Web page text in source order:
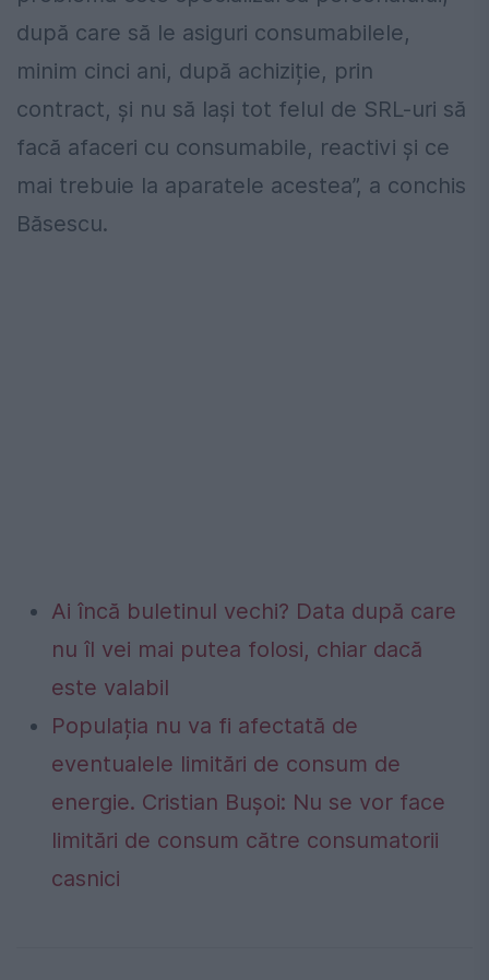
după care să le asiguri consumabilele,
minim cinci ani, după achiziție, prin
contract, și nu să lași tot felul de SRL-uri să
facă afaceri cu consumabile, reactivi și ce
mai trebuie la aparatele acestea”, a conchis
Băsescu.
Ai încă buletinul vechi? Data după care
nu îl vei mai putea folosi, chiar dacă
este valabil
Populația nu va fi afectată de
eventualele limitări de consum de
energie. Cristian Bușoi: Nu se vor face
limitări de consum către consumatorii
casnici